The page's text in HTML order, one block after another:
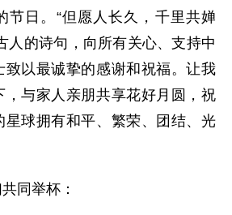
节日。“但愿人长久，千里共婵
人的诗句，向所有关心、支持中
致以最诚挚的感谢和祝福。让我
，与家人亲朋共享花好月圆，祝
星球拥有和平、繁荣、团结、光
同举杯：